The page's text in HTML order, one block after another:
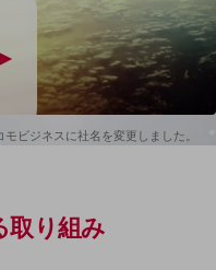
ビジネスに社名を変更しました。
取り組み